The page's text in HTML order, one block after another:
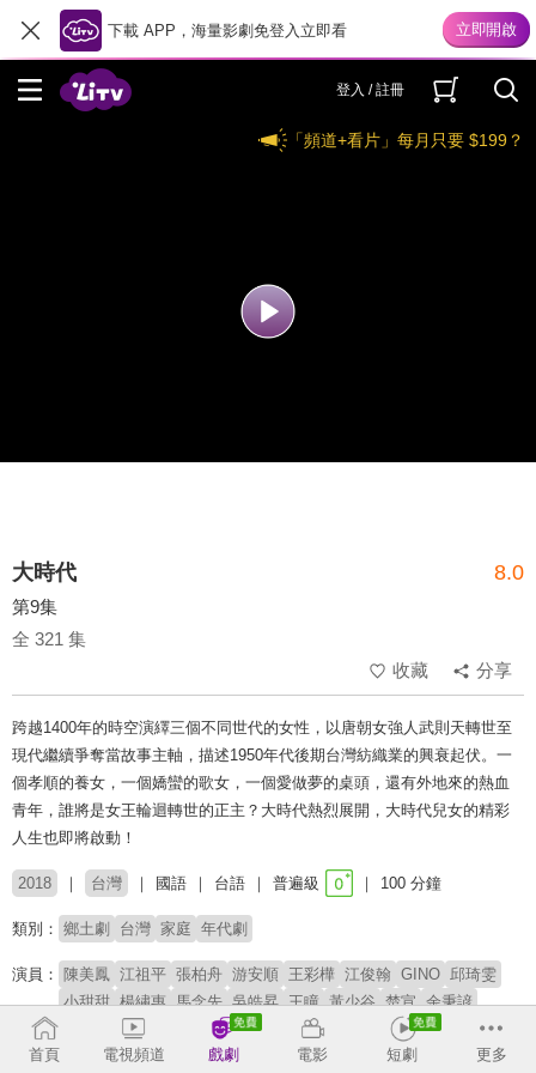
下載 APP，海量影劇免登入立即看
登入 / 註冊
「頻道+看片」每月只要 $199？
大時代 8.0
第9集
全 321 集
收藏
分享
跨越1400年的時空演繹三個不同世代的女性，以唐朝女強人武則天轉世至
現代繼續爭奪當故事主軸，描述1950年代後期台灣紡織業的興衰起伏。一
個孝順的養女，一個嬌蠻的歌女，一個愛做夢的桌頭，還有外地來的熱血
青年，誰將是女王輪迴轉世的正主？大時代熱烈展開，大時代兒女的精彩
人生也即將啟動！
2018 台灣 國語 台語 普遍級 100 分鐘
類別： 鄉土劇 台灣 家庭 年代劇
演員： 陳美鳳 江祖平 張柏舟 游安順 王彩樺 江俊翰 GINO 邱琦雯
小甜甜 楊繡惠 馬念先 吳皓昇 王瞳 黃少谷 楚宣 余秉諺
林則希 馬俊麟 成潤 郭亞棠 陳妍安
喬華國
郭子乾 王希華 張嘉心 宋昱德 黃子庭
首頁 電視頻道 戲劇 電影 短劇 更多